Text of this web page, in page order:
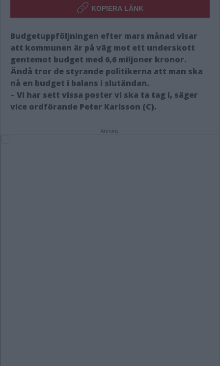
KOPIERA LÄNK
Budgetuppföljningen efter mars månad visar
att kommunen är på väg mot ett underskott
gentemot budget med 6,6 miljoner kronor.
Ändå tror de styrande politikerna att man ska
nå en budget i balans i slutändan.
– Vi har sett vissa poster vi ska ta tag i, säger
vice ordförande Peter Karlsson (C).
Annons: